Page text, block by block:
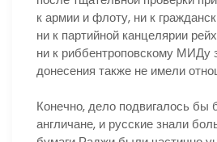
к армии и флоту, ни к
ни к партийной канцелярии
ни к риббентроповскому МИДу
донесения также не имели
Конечно, дело подвигалось бы
англичане, и русские знали